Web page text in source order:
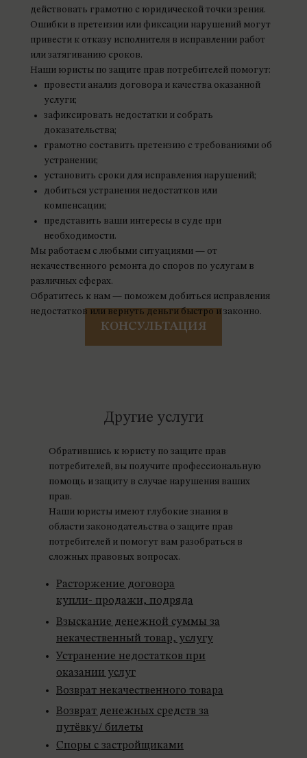
КОНСУЛЬТАЦИЯ
действовать грамотно с юридической точки зрения.
Ошибки в претензии или фиксации нарушений могут
привести к отказу исполнителя в исправлении работ
или затягиванию сроков.
Наши юристы по защите прав потребителей помогут:
провести анализ договора и качества оказанной
услуги;
зафиксировать недостатки и собрать
доказательства;
грамотно составить претензию с требованиями об
устранении;
установить сроки для исправления нарушений;
добиться устранения недостатков или
компенсации;
представить ваши интересы в суде при
необходимости.
Мы работаем с любыми ситуациями — от
некачественного ремонта до споров по услугам в
различных сферах.
Обратитесь к нам — поможем добиться исправления
недостатков или вернуть деньги быстро и законно.
Другие услуги
Расторжение договора
купли- продажи, подряда
Взыскание денежной суммы за
некачественный товар, услугу
Устранение недостатков при
оказании услуг
Возврат некачественного товара
Обратившись к юристу по защите прав
потребителей, вы получите профессиональную
помощь и защиту в случае нарушения ваших
прав.
Наши юристы имеют глубокие знания в
области законодательства о защите прав
потребителей и помогут вам разобраться в
сложных правовых вопросах.
Возврат денежных средств за
путёвку/ билеты
Споры с застройщиками